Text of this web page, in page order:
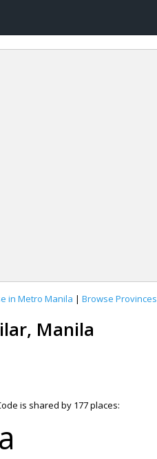
in Metro Manila | Browse Provinces
Manila
is shared by 177 places: